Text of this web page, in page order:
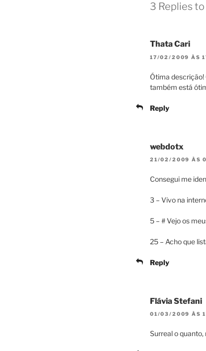
3 Replies
Thata Cari
17/02/2009 ÀS
Ótima
também está
Reply
webdotx
21/02/2009 ÀS
Consegui me
3 – Vivo na
5 – # Vejo os
25 – Acho que
Reply
Flávia Stefani
01/03/2009 ÀS
Surreal o